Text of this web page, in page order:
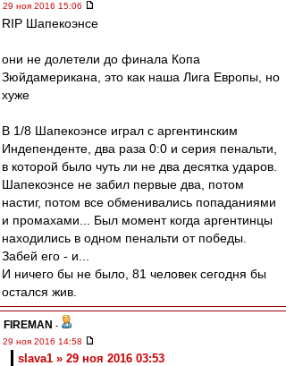
29 ноя 2016 15:06
RIP Шапекоэнсе
они не долетели до финала Копа
Зюйдамерикана, это как наша Лига Европы, но
хуже
В 1/8 Шапекоэнсе играл с аргентинским
Индепенденте, два раза 0:0 и серия пенальти,
в которой было чуть ли не два десятка ударов.
Шапекоэнсе не забил первые два, потом
настиг, потом все обменивались попаданиями
и промахами... Был момент когда аргентинцы
находились в одном пенальти от победы.
Забей его - и...
И ничего бы не было, 81 человек сегодня бы
остался жив.
FIREMAN -
29 ноя 2016 14:58
slava1 » 29 ноя 2016 03:53